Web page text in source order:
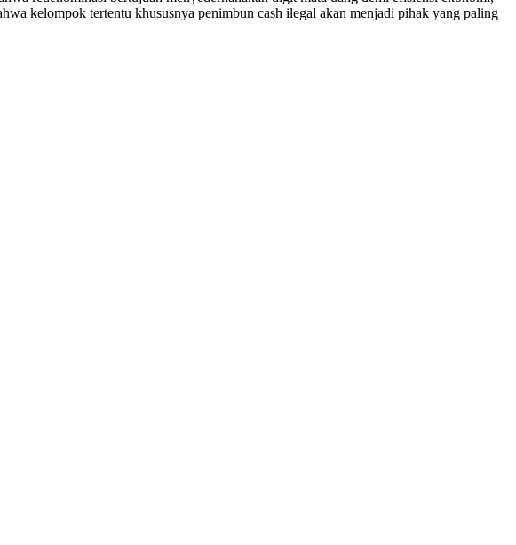
kelompok tertentu khususnya penimbun cash ilegal akan menjadi pihak yang paling